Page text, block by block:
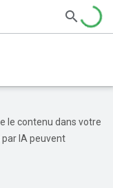
le contenu dans votre
IA peuvent